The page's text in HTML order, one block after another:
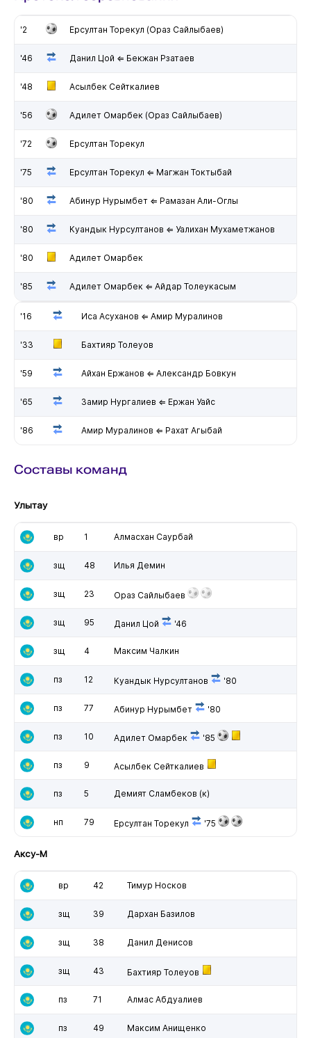
'2 Ерсултан Торекул (Ораз Сайлыбаев)
'46 Данил Цой ⇐ Бекжан Рзатаев
'48 Асылбек Сейткалиев
'56 Адилет Омарбек (Ораз Сайлыбаев)
'72 Ерсултан Торекул
'75 Ерсултан Торекул ⇐ Магжан Токтыбай
'80 Абинур Нурымбет ⇐ Рамазан Али-Оглы
'80 Куандык Нурсултанов ⇐ Уалихан Мухаметжанов
'80 Адилет Омарбек
'85 Адилет Омарбек ⇐ Айдар Толеукасым
'16 Иса Асуханов ⇐ Амир Муралинов
'33 Бахтияр Толеуов
'59 Айхан Ержанов ⇐ Александр Бовкун
'65 Замир Нургалиев ⇐ Ержан Уайс
'86 Амир Муралинов ⇐ Рахат Агыбай
Составы команд
Улытау
вр 1 Алмасхан Саурбай
зщ 48 Илья Демин
зщ 23 Ораз Сайлыбаев
зщ 95 Данил Цой '46
зщ 4 Максим Чалкин
пз 12 Куандык Нурсултанов '80
пз 77 Абинур Нурымбет '80
пз 10 Адилет Омарбек '85
пз 9 Асылбек Сейткалиев
пз 5 Демият Сламбеков (к)
нп 79 Ерсултан Торекул '75
Аксу-М
вр 42 Тимур Носков
зщ 39 Дархан Базилов
зщ 38 Данил Денисов
зщ 43 Бахтияр Толеуов
пз 71 Алмас Абдуалиев
пз 49 Максим Анищенко